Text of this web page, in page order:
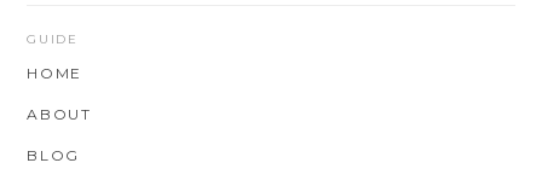
GUIDE
HOME
ABOUT
BLOG